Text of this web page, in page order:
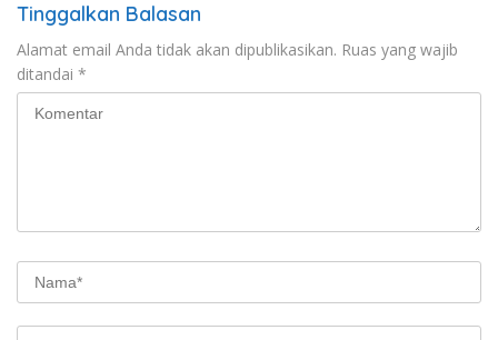
Tinggalkan Balasan
Alamat email Anda tidak akan dipublikasikan. Ruas yang wajib
ditandai *